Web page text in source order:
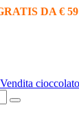
DA € 59